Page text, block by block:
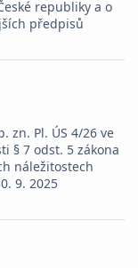
republiky a o
předpisů
zn. Pl. ÚS 4/26 ve
§ 7 odst. 5 zákona
náležitostech
9. 2025